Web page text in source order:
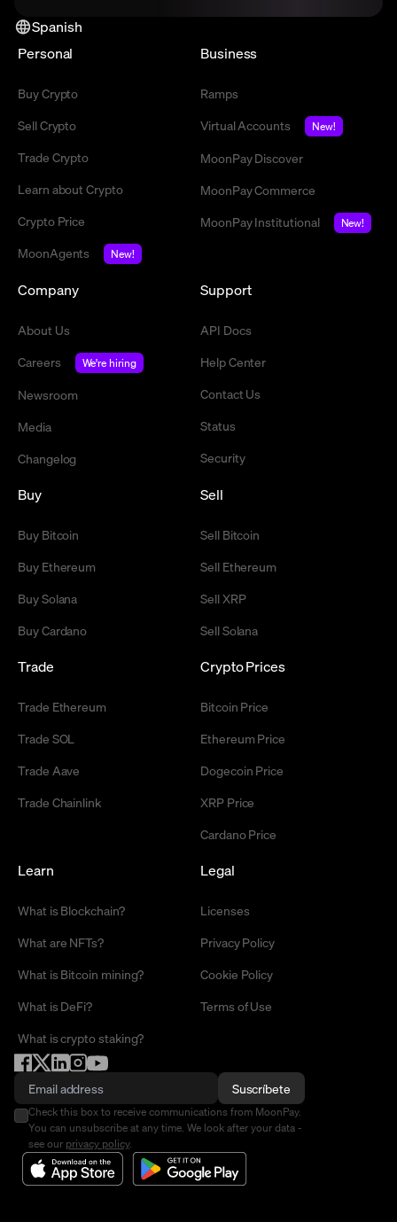
Spanish
Personal
Buy Crypto
Sell Crypto
Trade Crypto
Learn about Crypto
Crypto Price
MoonAgents
New!
Business
Ramps
Virtual Accounts
New!
MoonPay Discover
MoonPay Commerce
MoonPay Institutional
New!
Company
About Us
Careers
We're hiring
Newsroom
Media
Changelog
Support
API Docs
Help Center
Contact Us
Status
Security
Buy
Buy Bitcoin
Buy Ethereum
Buy Solana
Buy Cardano
Sell
Sell Bitcoin
Sell Ethereum
Sell XRP
Sell Solana
Trade
Trade Ethereum
Trade SOL
Trade Aave
Trade Chainlink
Crypto Prices
Bitcoin Price
Ethereum Price
Dogecoin Price
XRP Price
Cardano Price
Learn
What is Blockchain?
What are NFTs?
What is Bitcoin mining?
What is DeFi?
What is crypto staking?
Legal
Licenses
Privacy Policy
Cookie Policy
Terms of Use
Suscríbete
Check this box to receive communications from MoonPay.
You can unsubscribe at any time. We look after your data -
see our privacy policy.